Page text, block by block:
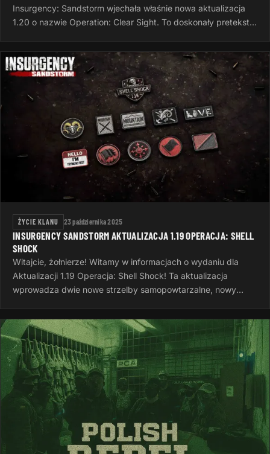
Insurgency: Sandstorm wjechała właśnie nowa aktualizacja
1.20 o nazwie Operation: Clear Sight. To doskonały pretekst,
ŻYCIE KLANU 23 października 2025
INSURGENCY SANDSTORM AKTUALIZACJA 1.19 OPERACJA: SHELL
SHOCK
Witajcie, żołnierze! Witamy w informacjach o wydaniu dla
Aktualizacji 1.19 Operacja: Shell Shock! Ta aktualizacja
wprowadza dwie nowe strzelby samopowtarzalne, nowy